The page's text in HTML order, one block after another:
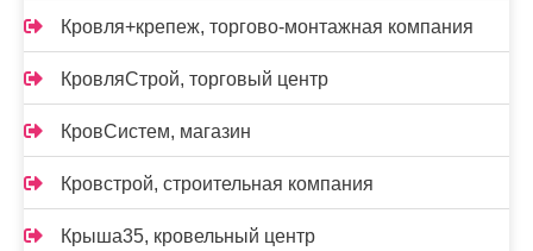
Кровля+крепеж, торгово-монтажная компания
КровляСтрой, торговый центр
КровСистем, магазин
Кровстрой, строительная компания
Крыша35, кровельный центр